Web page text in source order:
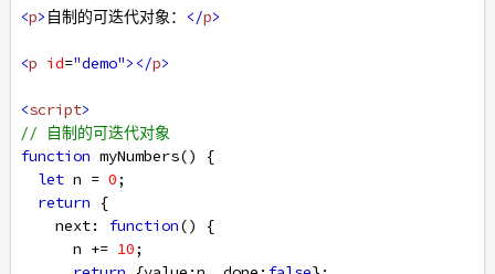
<p> 自制的可迭代对象： </p>
<p id="demo"></p>
<script>
// 自制的可迭代对象
function myNumbers() {
let n = 0;
return {
next: function() {
n += 10;